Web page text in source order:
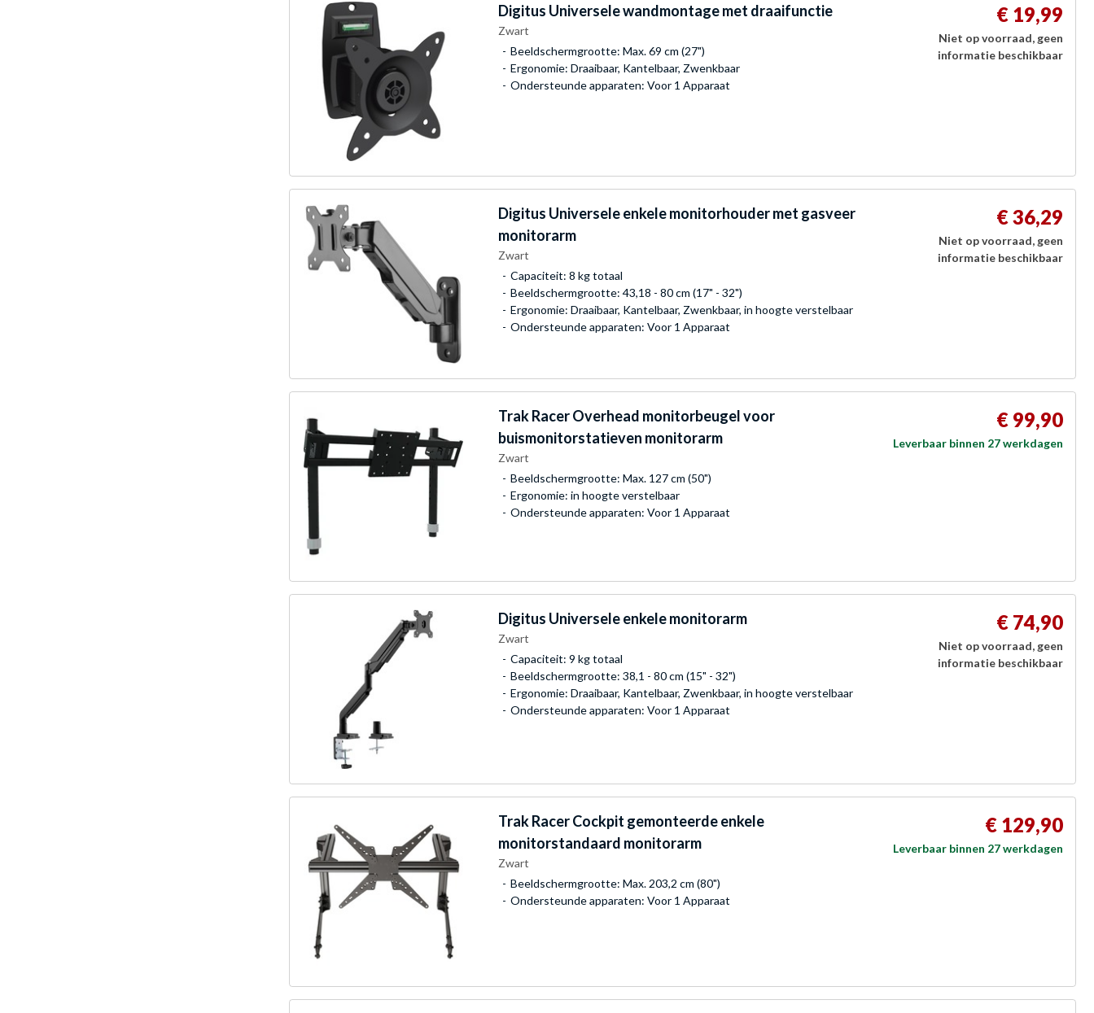
Digitus Universele wandmontage met draaifunctie
Zwart
Beeldschermgrootte: Max. 69 cm (27")
Ergonomie: Draaibaar, Kantelbaar, Zwenkbaar
Ondersteunde apparaten: Voor 1 Apparaat
€ 19,99
Niet op voorraad, geen
informatie beschikbaar
Digitus Universele enkele monitorhouder met gasveer
monitorarm
Zwart
Capaciteit: 8 kg totaal
Beeldschermgrootte: 43,18 - 80 cm (17" - 32")
Ergonomie: Draaibaar, Kantelbaar, Zwenkbaar, in hoogte verstelbaar
Ondersteunde apparaten: Voor 1 Apparaat
€ 36,29
Niet op voorraad, geen
informatie beschikbaar
Trak RacerOverhead monitorbeugel voor
buismonitorstatieven monitorarm
Zwart
Beeldschermgrootte: Max. 127 cm (50")
Ergonomie: in hoogte verstelbaar
Ondersteunde apparaten: Voor 1 Apparaat
€ 99,90
Leverbaar binnen 27 werkdagen
Digitus Universele enkele monitorarm
Zwart
Capaciteit: 9 kg totaal
Beeldschermgrootte: 38,1 - 80 cm (15" - 32")
Ergonomie: Draaibaar, Kantelbaar, Zwenkbaar, in hoogte verstelbaar
Ondersteunde apparaten: Voor 1 Apparaat
€ 74,90
Niet op voorraad, geen
informatie beschikbaar
Trak RacerCockpit gemonteerde enkele
monitorstandaard monitorarm
Zwart
Beeldschermgrootte: Max. 203,2 cm (80")
Ondersteunde apparaten: Voor 1 Apparaat
€ 129,90
Leverbaar binnen 27 werkdagen